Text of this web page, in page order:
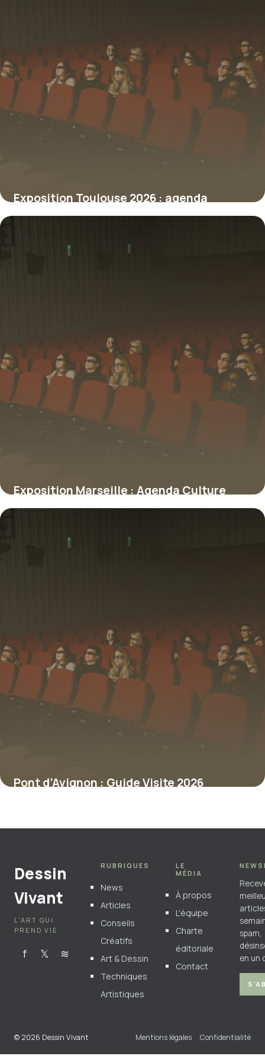
Exposition Toulouse 2026 : agenda
culturel
Exposition Marseille : Agenda Culture
2026
Pont d’Avignon : Guide Visite 2026
Dessin
Vivant
L'ART QUI
PREND VIE
f 𝕏 ≋
RUBRIQUES
News
Articles
Conseils
Créatifs
Art & Dessin
Techniques
Artistiques
LE
MÉDIA
À propos
L'équipe
Charte
éditoriale
Contact
spam,
en un
© 2026 Dessin Vivant Mentions légales Confidentialité